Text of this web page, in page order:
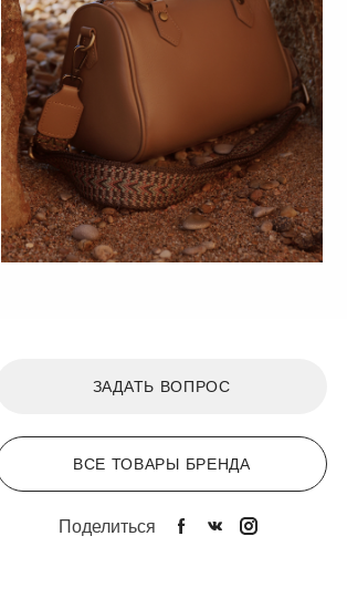
ЗАДАТЬ ВОПРОС
ВСЕ ТОВАРЫ БРЕНДА
Поделиться